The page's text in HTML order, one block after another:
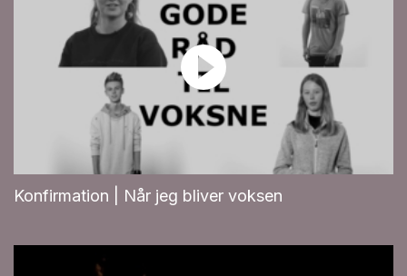
Konfirmation | Når jeg bliver voksen